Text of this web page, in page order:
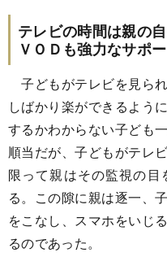
テレビの時間は親の
ＶＯＤも強力なサポ
子どもがテレビを見ら
しばかり楽ができるよう
するかわからない子ども
順当だが、子どもがテレ
限って親はその監視の
る。この隙に親は逐一、
をこなし、スマホをいじ
るのであった。